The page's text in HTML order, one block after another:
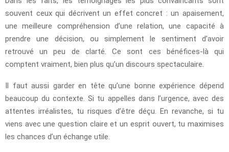
souvent ceux qui décrivent un effet concret : un apaisement,
une meilleure compréhension d’une relation, une capacité à
prendre une décision, ou simplement le sentiment d’avoir
retrouvé un peu de clarté. Ce sont ces bénéfices-là qui
comptent vraiment, bien plus qu’un discours spectaculaire.
Il faut aussi garder en tête qu’une bonne expérience dépend
beaucoup du contexte. Si tu appelles dans l’urgence, avec des
attentes irréalistes, tu risques d’être déçu. En revanche, si tu
viens avec une question claire et un esprit ouvert, tu maximises
les chances d’un échange utile.